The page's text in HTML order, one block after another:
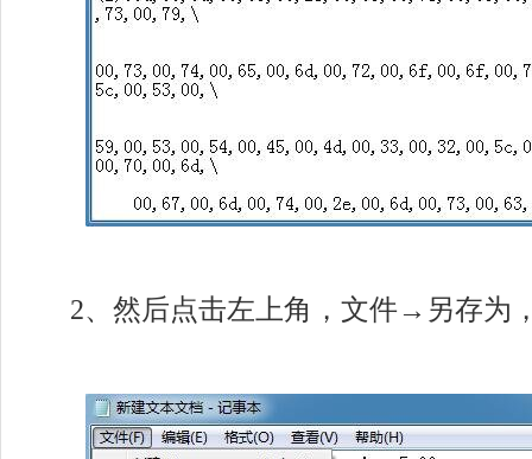
2、然后点击左上角，文件→另存为